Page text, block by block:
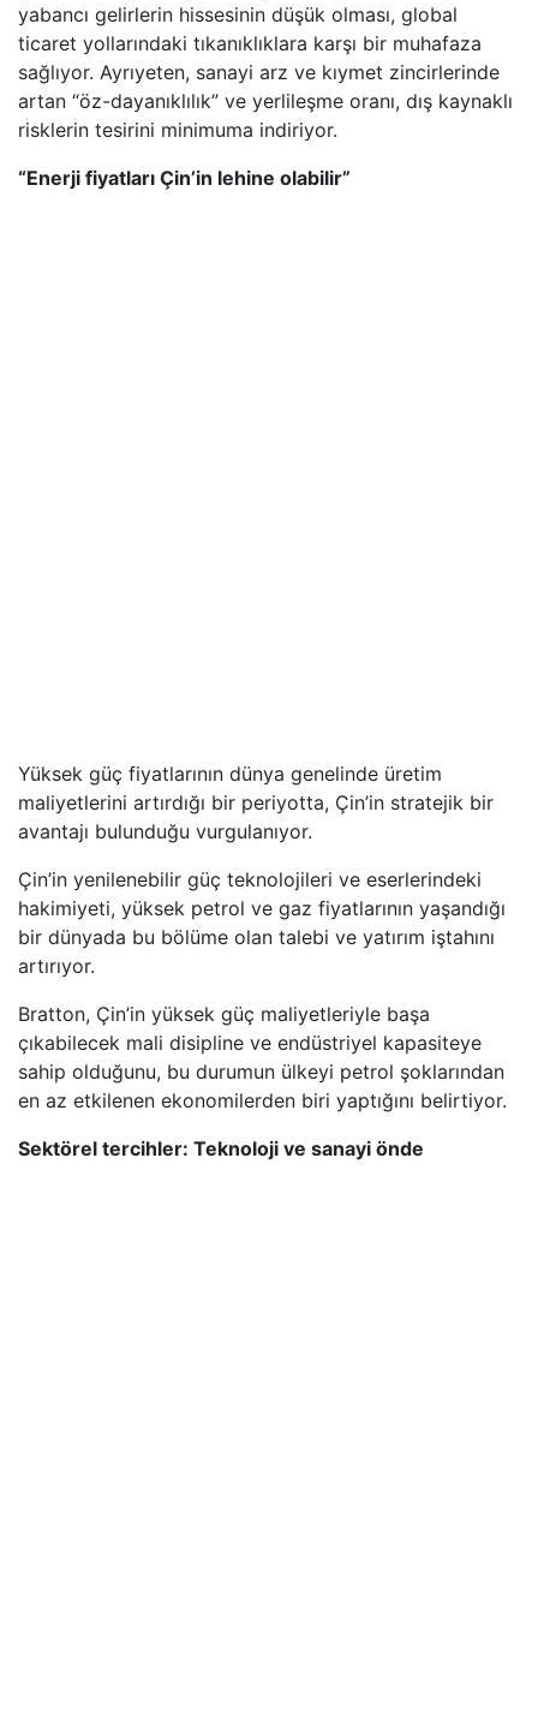
yabancı gelirlerin hissesinin düşük olması, global
ticaret yollarındaki tıkanıklıklara karşı bir muhafaza
sağlıyor. Ayrıyeten, sanayi arz ve kıymet zincirlerinde
artan “öz-dayanıklılık” ve yerlileşme oranı, dış kaynaklı
risklerin tesirini minimuma indiriyor.
“Enerji fiyatları Çin’in lehine olabilir”
Yüksek güç fiyatlarının dünya genelinde üretim
maliyetlerini artırdığı bir periyotta, Çin’in stratejik bir
avantajı bulunduğu vurgulanıyor.
Çin’in yenilenebilir güç teknolojileri ve eserlerindeki
hakimiyeti, yüksek petrol ve gaz fiyatlarının yaşandığı
bir dünyada bu bölüme olan talebi ve yatırım iştahını
artırıyor.
Bratton, Çin’in yüksek güç maliyetleriyle başa
çıkabilecek mali disipline ve endüstriyel kapasiteye
sahip olduğunu, bu durumun ülkeyi petrol şoklarından
en az etkilenen ekonomilerden biri yaptığını belirtiyor.
Sektörel tercihler: Teknoloji ve sanayi önde